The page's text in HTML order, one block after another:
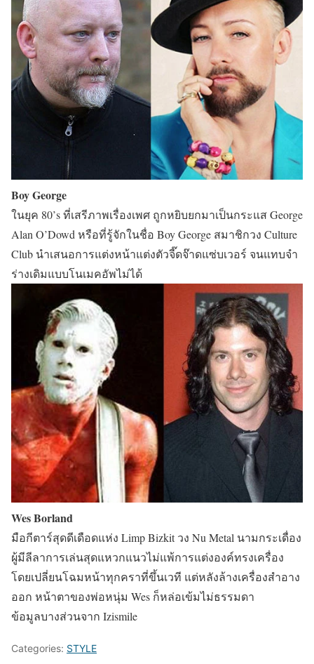
Boy George
ในยุค 80’s ที่เสรีภาพเรื่องเพศ ถูกหยิบยกมาเป็นกระแส George
Alan O’Dowd หรือที่รู้จักในชื่อ Boy George สมาชิกวง Culture
Club นำเสนอการแต่งหน้าแต่งตัวจี๊ดจ๊าดแซ่บเวอร์ จนแทบจำ
ร่างเดิมแบบโนเมคอัพไม่ได้
Wes Borland
มือกีตาร์สุดดีเดือดแห่ง Limp Bizkit วง Nu Metal นามกระเดื่อง
ผู้มีลีลาการเล่นสุดแหวกแนวไม่แพ้การแต่งองค์ทรงเครื่อง
โดยเปลี่ยนโฉมหน้าทุกคราที่ขึ้นเวที แต่หลังล้างเครื่องสำอาง
ออก หน้าตาของพ่อหนุ่ม Wes ก็หล่อเข้มไม่ธรรมดา
ข้อมูลบางส่วนจาก Izismile
Categories: STYLE